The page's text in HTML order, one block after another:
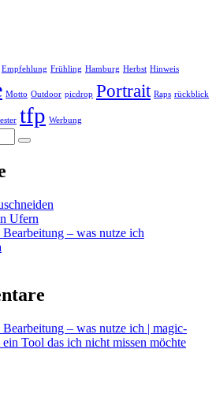
Empfehlung Frühling Hamburg Herbst Hinweis
Motto Outdoor picdrop Portrait Raps rückblick
tfp Werbung
Ufern
– was nutze ich
– was nutze ich | magic-
Tool das ich nicht missen möchte